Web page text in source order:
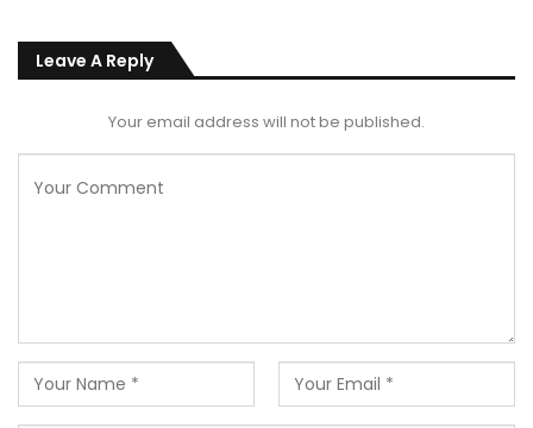
Leave A Reply
Your email address will not be published.